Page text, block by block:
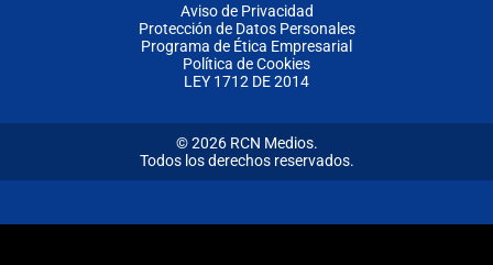
Aviso de Privacidad
Protección de Datos Personales
Programa de Ética Empresarial
Política de Cookies
LEY 1712 DE 2014
© 2026 RCN Medios.
Todos los derechos reservados.